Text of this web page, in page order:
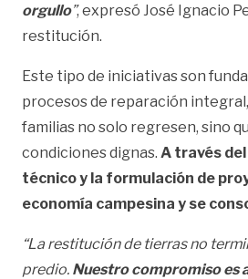
orgullo”, expresó José Ignacio
restitución.
Este tipo de iniciativas son
procesos de reparación
familias no solo regresen, sino
condiciones dignas. A través
técnico y la formulación de
economía campesina y se
“La restitución de tierras no
predio. Nuestro compromiso es